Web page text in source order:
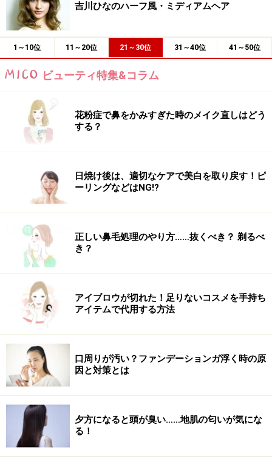
吉川ひなのハーフ風・ミディアムヘア
1～10位 11～20位 21～30位 31～40位 41～50位
ビューティ特集&コラム
花粉症で鼻をかみすぎた時のメイク直しはどう
する？
日焼け後は、適切なケアで美白を取り戻す！ピ
ーリングなどはNG!?
正しい鼻毛処理のやり方……抜くべき？ 剃るべ
き？
アイブロウが切れた！足りないコスメを手持ち
アイテムで代用する方法
口周りが汚い？ファンデーションガ浮く時の原
因と対策とは
夕方になると頭が臭い……地肌の匂いが気にな
る！